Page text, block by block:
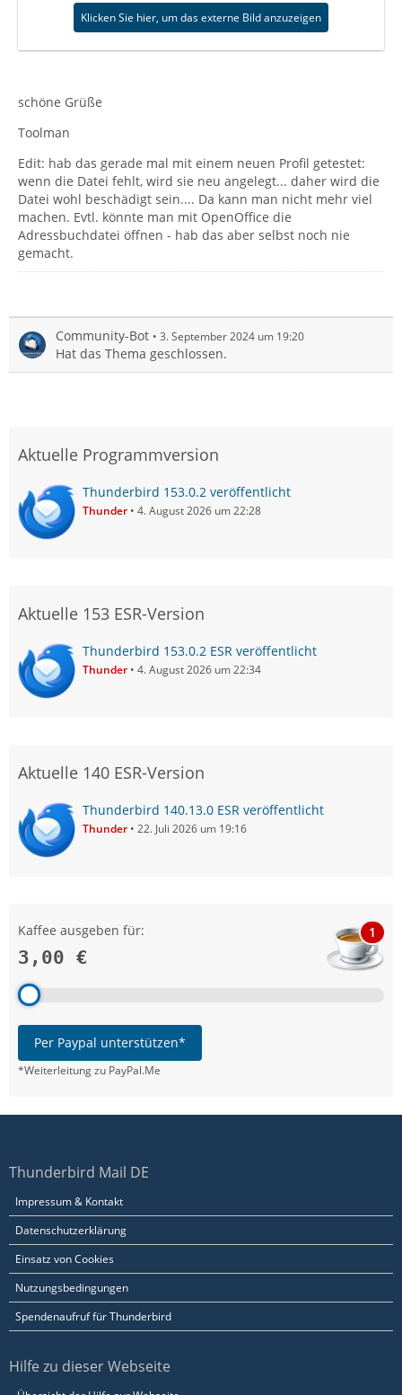
Klicken Sie hier, um das externe Bild anzuzeigen
schöne Grüße
Toolman
Edit: hab das gerade mal mit einem neuen Profil getestet:
wenn die Datei fehlt, wird sie neu angelegt... daher wird die
Datei wohl beschädigt sein.... Da kann man nicht mehr viel
machen. Evtl. könnte man mit OpenOffice die
Adressbuchdatei öffnen - hab das aber selbst noch nie
gemacht.
Community-Bot 3. September 2024 um 19:20
Hat das Thema geschlossen.
Aktuelle Programmversion
Thunderbird 153.0.2 veröffentlicht
Thunder 4. August 2026 um 22:28
Aktuelle 153 ESR-Version
Thunderbird 153.0.2 ESR veröffentlicht
Thunder 4. August 2026 um 22:34
Aktuelle 140 ESR-Version
Thunderbird 140.13.0 ESR veröffentlicht
Thunder 22. Juli 2026 um 19:16
Kaffee ausgeben für:
3,00 €
1
Per Paypal unterstützen*
*Weiterleitung zu PayPal.Me
Thunderbird Mail DE
Impressum & Kontakt
Datenschutzerklärung
Einsatz von Cookies
Nutzungsbedingungen
Spendenaufruf für Thunderbird
Hilfe zu dieser Webseite